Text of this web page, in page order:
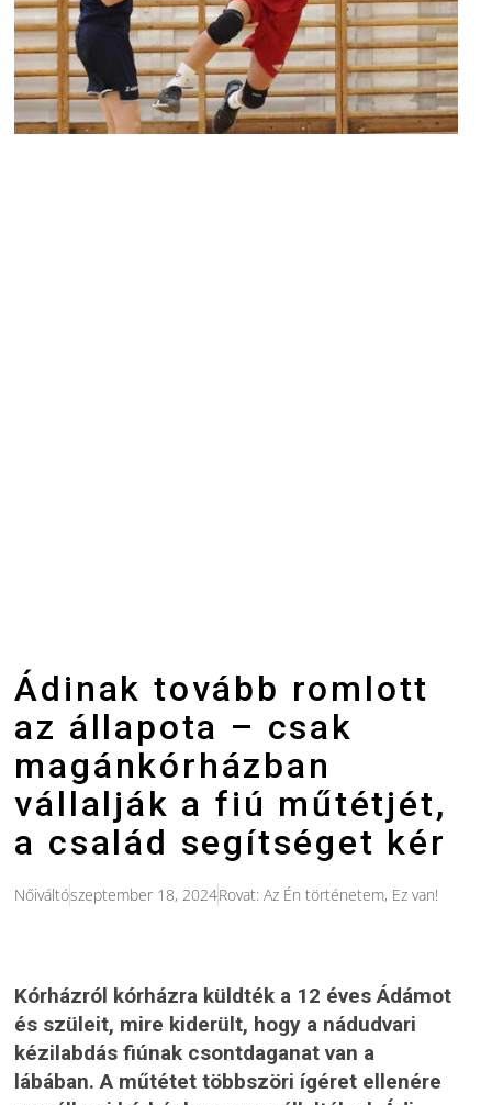
Ádinak tovább romlott
az állapota – csak
magánkórházban
vállalják a fiú műtétjét,
a család segítséget kér
Nőiváltószeptember 18, 2024Rovat:Az Én történetem, Ez van!
Kórházról kórházra küldték a 12 éves Ádámot
és szüleit, mire kiderült, hogy a nádudvari
kézilabdás fiúnak csontdaganat van a
lábában. A műtétet többszöri ígéret ellenére